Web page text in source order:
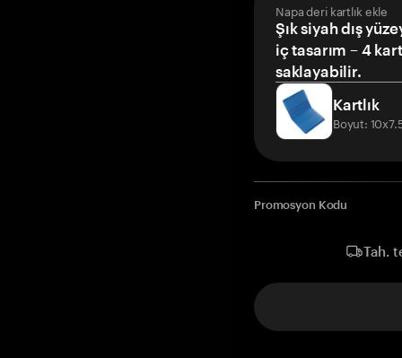
Napa deri kartlık ekle
Şık siyah dış
iç tasarım – 4
saklayabilir.
Kartlık
Boyut:
Promosyon Kodu
Tah.